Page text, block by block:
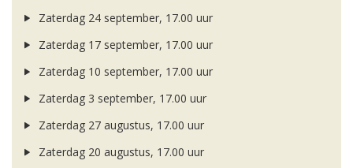
Zaterdag 24 september, 17.00 uur
Zaterdag 17 september, 17.00 uur
Zaterdag 10 september, 17.00 uur
Zaterdag 3 september, 17.00 uur
Zaterdag 27 augustus, 17.00 uur
Zaterdag 20 augustus, 17.00 uur